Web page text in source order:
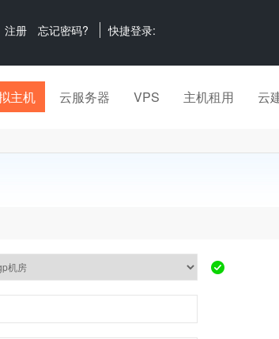
注册 忘记密码? 快捷登录:
主机 云服务器 VPS 主机租用 云